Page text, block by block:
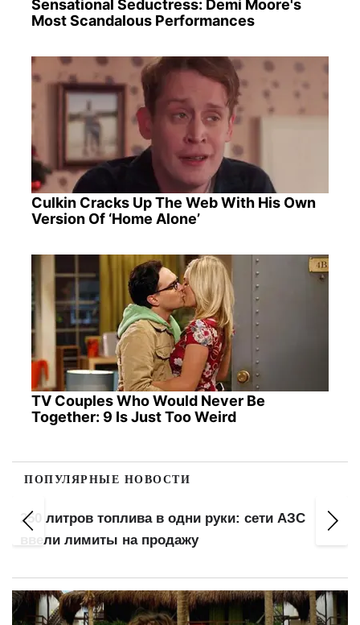
Sensational Seductress: Demi Moore's
Most Scandalous Performances
Culkin Cracks Up The Web With His Own
Version Of ‘Home Alone’
TV Couples Who Would Never Be
Together: 9 Is Just Too Weird
ПОПУЛЯРНЫЕ НОВОСТИ
1100 домов могут остаться без отопления:
разрушенная ТЭЦ до сих пор не восстановлена